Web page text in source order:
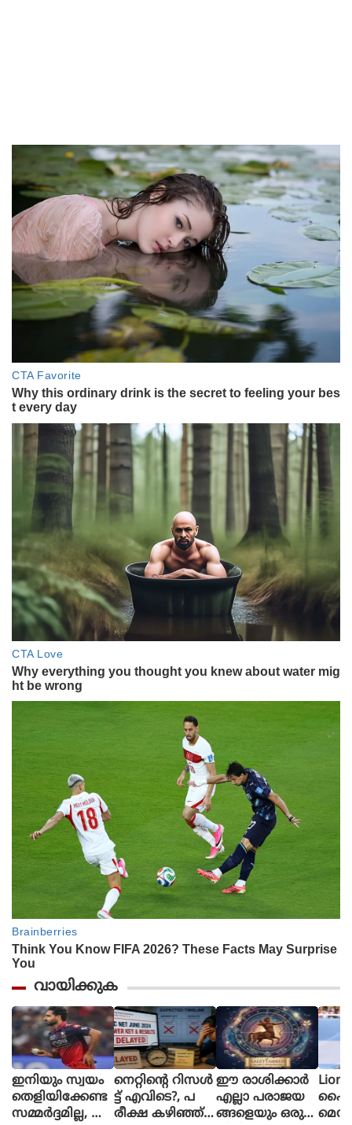
വായിക്കുക
ഇനിയും സ്വയം
തെളിയിക്കേണ്ട
സമ്മർദ്ദമില്ല, അ
നെറ്റിൻ്റെ റിസൾ
ട്ട് എവിടെ?, പ
രീക്ഷ കഴിഞ്ഞ്
ഈ രാശിക്കാര്‍
എല്ലാ പരാജയ
ങ്ങളെയും ഒരു